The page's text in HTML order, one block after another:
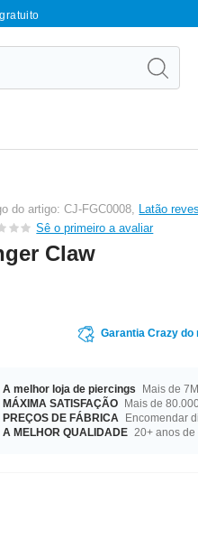
do artigo: CJ-FGC0008, Latão
Sê o primeiro a avaliar
Claw
Garantia Crazy do
A melhor loja de piercings
Mais de
MÁXIMA SATISFAÇÃO Mais de
PREÇOS DE FÁBRICA
Encomendar
A MELHOR QUALIDADE 20+ anos